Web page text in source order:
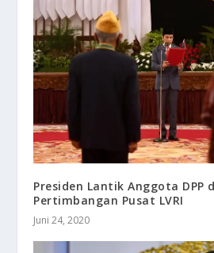
Presiden Lantik Anggota DPP
Pertimbangan Pusat LVRI
Juni 24, 2020